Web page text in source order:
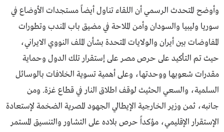
وأوضح المتحدث الرسمي أن اللقاء تناول أيضاً مستجدات الأوضاع في
سوريا وليبيا والسودان وأمن الملاحة في مضيق باب المندب وتطورات
المفاوضات بين أيران والولايات المتحدة بشأن الملف النووي الايراني،
حيث تم التأكيد على حرص مصر على إستقرار تلك الدول وحماية
مقدرات شعوبها ووحدتها، وعلى أهمية تسوية الخلافات بالوسائل
السلمية، والسعي الحثيث لوقف اطلاق النار في قطاع غزة. ومن
جانبه، ثمن وزير الخارجية الإيطالي الجهود المصرية الضخمة لإستعادة
الإستقرار الإقليمي، مؤكداً حرص بلاده على التشاور والتنسيق المستمر